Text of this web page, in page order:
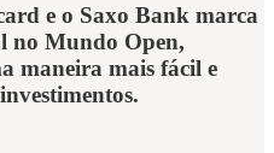
e o Saxo Bank marca
no Mundo Open,
maneira mais fácil e